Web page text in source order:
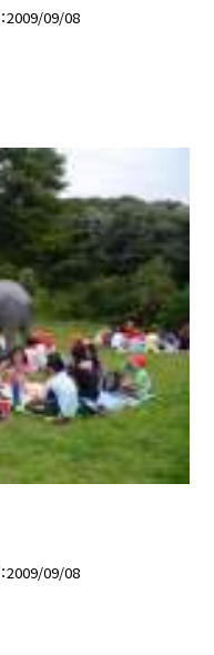
2009/09/08
2009/09/08